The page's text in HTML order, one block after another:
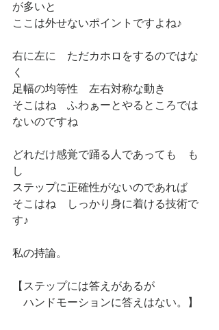
が多いと
ここは外せないポイントですよね♪
右に左に　ただカホロをするのではな
く
足幅の均等性　左右対称な動き
そこはね　ふわぁーとやるところでは
ないのですね
どれだけ感覚で踊る人であっても　も
し
ステップに正確性がないのであれば
そこはね　しっかり身に着ける技術で
す♪
私の持論。
【ステップには答えがあるが
ハンドモーションに答えはない。】